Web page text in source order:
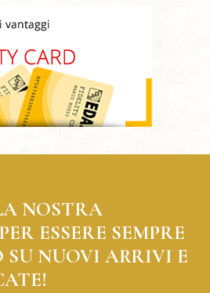
NOSTRA
ESSERE SEMPRE
NUOVI ARRIVI E